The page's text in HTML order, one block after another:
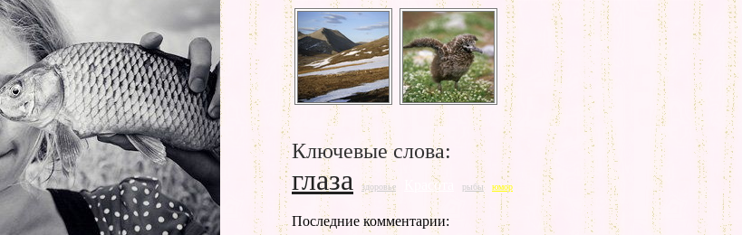
Ключевые слова:
глаза здоровье Красота рыбы юмор
Последние комментарии: